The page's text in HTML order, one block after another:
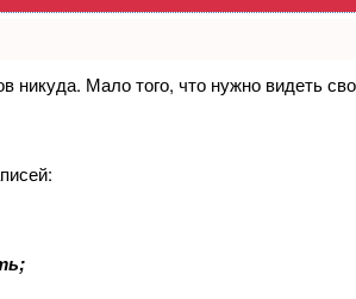
никуда. Мало того, что нужно видеть
топливовоздушная
Engine P2190 System